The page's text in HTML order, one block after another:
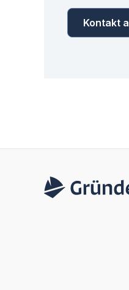
Kontakt